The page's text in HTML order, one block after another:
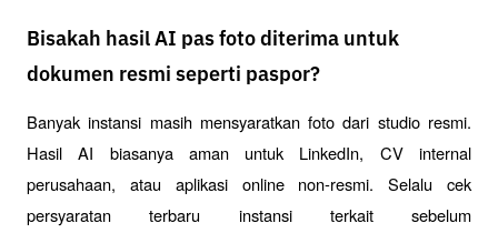
Bisakah hasil AI pas foto diterima untuk
dokumen resmi seperti paspor?
Banyak instansi masih mensyaratkan foto dari studio resmi.
Hasil AI biasanya aman untuk LinkedIn, CV internal
perusahaan, atau aplikasi online non-resmi. Selalu cek
persyaratan terbaru instansi terkait sebelum